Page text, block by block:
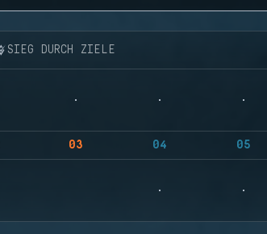
SIEG DURCH ZIELE
03 04 05